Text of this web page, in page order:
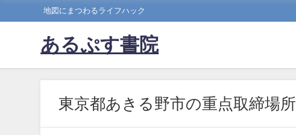
地図にまつわるライフハック
あるぷす書院
東京都あきる野市の重点取締場所